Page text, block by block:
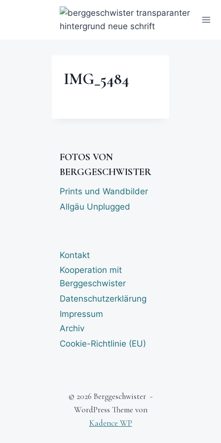
IMG_5484
FOTOS VON
BERGGESCHWISTER
Prints und Wandbilder
Allgäu Unplugged
Kontakt
Kooperation mit
Berggeschwister
Datenschutzerklärung
Impressum
Archiv
Cookie-Richtlinie (EU)
© 2026 Berggeschwister -
WordPress Theme von
Kadence WP